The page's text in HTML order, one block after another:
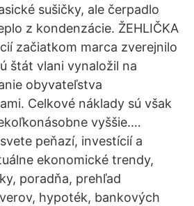
sušičky, ale čerpadlo
z kondenzácie. ŽEHLIČKA
začiatkom marca zverejnilo
štát vlani vynaložil na
obyvateľstva
Celkové náklady sú však
vyššie.…
peňazí, investícií a
ekonomické trendy,
poradňa, prehľad
hypoték, bankových